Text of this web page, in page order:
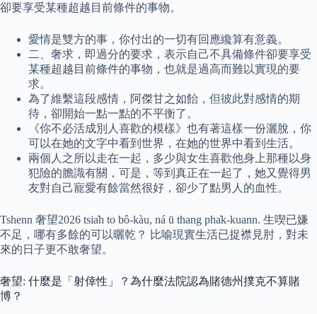
卻要享受某種超越目前條件的事物。
愛情是雙方的事，你付出的一切有回應纔算有意義。
二、奢求，即過分的要求，表示自己不具備條件卻要享受
某種超越目前條件的事物，也就是過高而難以實現的要
求。
為了維繫這段感情，阿傑甘之如飴，但彼此對感情的期
待，卻開始一點一點的不平衡了。
《你不必活成別人喜歡的模樣》也有著這樣一份灑脫，你
可以在她的文字中看到世界，在她的世界中看到生活。
兩個人之所以走在一起，多少與女生喜歡他身上那種以身
犯險的膽識有關，可是，等到真正在一起了，她又覺得男
友對自己寵愛有餘當然很好，卻少了點男人的血性。
Tshenn 奢望2026 tsia̍h to bô-kàu, ná ū thang pha̍k-kuann. 生喫已嫌
不足，哪有多餘的可以曬乾？ 比喻現實生活已捉襟見肘，對未
來的日子更不敢奢望。
奢望: 什麼是「射倖性」？為什麼法院認為賭德州撲克不算賭
博？